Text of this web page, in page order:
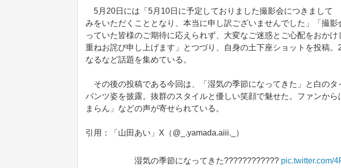
5月20日には「5月10日に予定しておりました撮影会につきまして
みをいただくこととなり、本当に申し訳ございませんでした」「撮影
っていた皆様のご期待に応えられず、大変なご迷惑とご心配をおか
重ねお詫び申し上げます」とつづり、自身の土下座ショットを投稿。
なるなど話題を集めている。
その後の投稿である今回は、「湿気の季節になってきた」と白のタ
パンツ姿を披露。抜群のスタイルと優しい笑顔で魅せた。ファンから
まらん」などの声が寄せられている。
引用：「山田あい」X（@_.yamada.aiii._）
湿気の季節になってきた???????????? pic.twitter.com/